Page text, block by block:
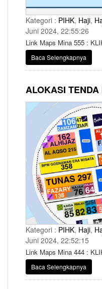
Kategori : PIHK, Haji,
Juni 2024, 22:55:26
Link Maps Mina 555 :
Baca Selengkapnya
Kategori : PIHK, Haji,
Juni 2024, 22:52:15
Link Maps Mina 444 :
Baca Selengkapnya